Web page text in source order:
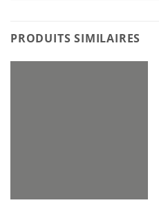
PRODUITS SIMILAIRES